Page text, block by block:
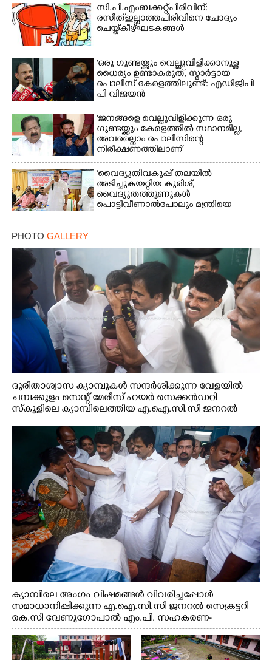
സി.പി.എം ബക്കറ്റ് പിരിവിന്:
രസീത് ഇല്ലാത്ത പിരിവിനെ ചോദ്യം
ചെയ്ത് കീഴ്ഘടകങ്ങൾ
'ഒരു ഗുണ്ടയ്ക്കും വെല്ലുവിളിക്കാനുള്ള
ധൈര്യം ഉണ്ടാകരുത്, സ്മാർട്ടായ
പൊലീസ് കേരളത്തിലുണ്ട്': എഡിജിപി
പി വിജയൻ
'ജനങ്ങളെ വെല്ലുവിളിക്കുന്ന ഒരു
ഗുണ്ടയ്ക്കും കേരളത്തിൽ സ്ഥാനമില്ല,​
അവരെല്ലാം പൊലീസിന്റെ
നിരീക്ഷണത്തിലാണ്'
'വൈദ്യുതിവകുപ്പ് തലയിൽ
അടിച്ചുകയറ്റിയ കുരിശ്‌,
വൈദ്യുതത്തൂണുകൾ
പൊട്ടിവീണാൽപോലും മന്ത്രിയെ
PHOTO GALLERY
ദുരിതാശ്വാസ ക്യാമ്പുകൾ സന്ദർശിക്കുന്ന വേളയിൽ
ചമ്പക്കുളം സെന്റ് മേരീസ് ഹയർ സെക്കൻഡറി
സ്കൂളിലെ ക്യാമ്പിലെത്തിയ എ.ഐ.സി.സി ജനറൽ
സെക്രട്ടറി കെ.സി വേണുഗോപാൽ എം.പി കുരുന്നിനെ
എടുത്ത് ലാളിച്ചപ്പോൾ. സഹകരണ-എക്സൈസ്
വകുപ്പ് മന്ത്രി എം. ലിജു, കൃഷിവകുപ്പ് മന്ത്രി ടി. സിദ്ദിഖ്,
റെജി ചെറിയാൻ എം. എൽ. എ എന്നിവർ സമീപം
ക്യാമ്പിലെ അംഗം വിഷമങ്ങൾ വിവരിച്ചപ്പോൾ
സമാധാനിപ്പിക്കുന്ന എ.ഐ.സി.സി ജനറൽ സെക്രട്ടറി
കെ.സി വേണുഗോപാൽ എം.പി. സഹകരണ-
എക്സൈസ് വകുപ്പ് മന്ത്രി എം. ലിജു, എന്നിവർ